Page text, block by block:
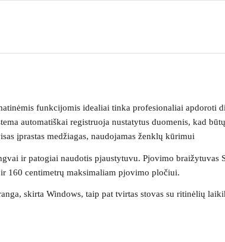
funkcijomis idealiai tinka profesionaliai apdoroti
automatiškai registruoja nustatytus duomenis, kad
įprastas medžiagas, naudojamas ženklų kūrimui
ir patogiai naudotis pjaustytuvu. Pjovimo braižytuvas
160 centimetrų maksimaliam pjovimo pločiui.
skirta Windows, taip pat tvirtas stovas su ritinėlių